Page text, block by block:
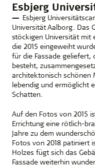
Esbjerg
Esbjerg
Universität Aalborg. Das
stöckigen Universität mit
die 2015 eingeweiht
für die Fassade geliefert,
besteht,
architektonisch schönen
lebendig und ermöglicht
Schatten.
Auf den Fotos von 2015
Errichtung eine rötlich-
Jahre zu dem
Fotos von 2018 patiniert
Holzes fügt sich das
Fassade weiterhin